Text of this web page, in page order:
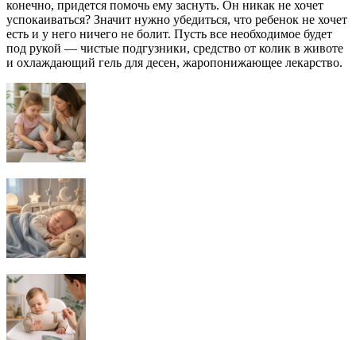
конечно, придется помочь ему заснуть. Он никак не хочет
успокаиваться? Значит нужно убедиться, что ребенок не хочет
есть и у него ничего не болит. Пусть все необходимое будет
под рукой — чистые подгузники, средство от колик в животе
и охлаждающий гель для десен, жаропонижающее лекарство.